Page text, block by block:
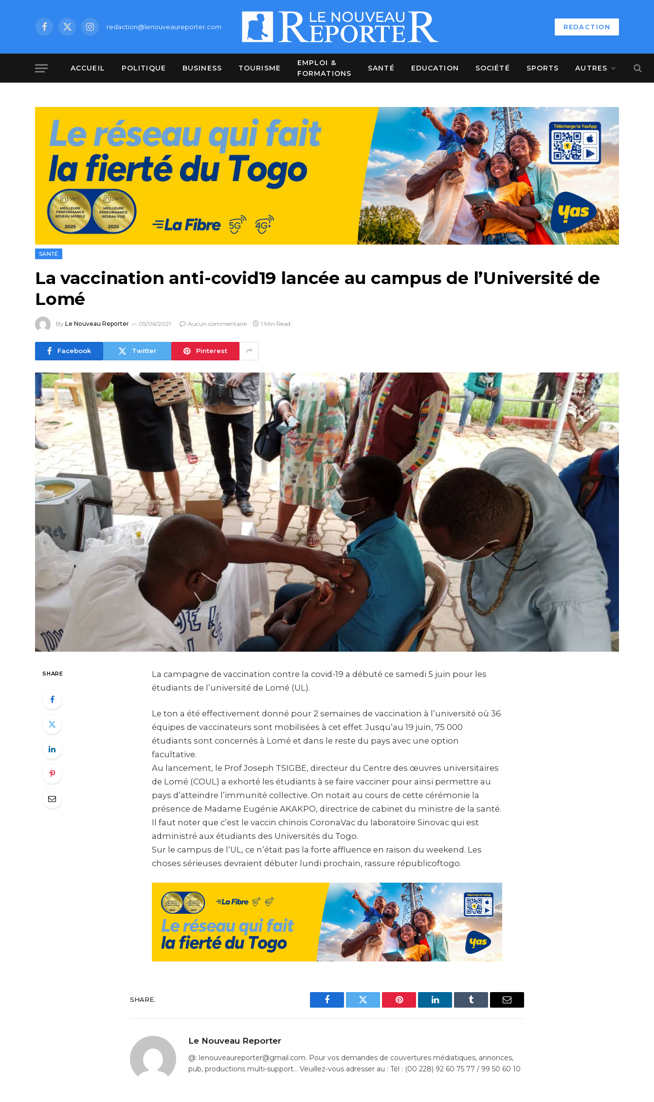
Facebook
X
Instagramredaction@lenouveaureporter.com REDACTION
ACCUEIL POLITIQUE BUSINESS TOURISME
EMPLOI &
FORMATIONS
SANTÉ EDUCATION SOCIÉTÉ SPORTS AUTRES
SANTÉ
La vaccination anti-covid19 lancée au campus de l’Université de
Lomé
By Le Nouveau Reporter 05/06/2021 Aucun commentaire 1 Min Read
Facebook Twitter Pinterest
SHARE
La campagne de vaccination contre la covid-19 a débuté ce samedi 5 juin pour les
étudiants de l’université de Lomé (UL).
Le ton a été effectivement donné pour 2 semaines de vaccination à l’université où 36
équipes de vaccinateurs sont mobilisées à cet effet. Jusqu’au 19 juin, 75 000
étudiants sont concernés à Lomé et dans le reste du pays avec une option
facultative.
Au lancement, le Prof Joseph TSIGBE, directeur du Centre des œuvres universitaires
de Lomé (COUL) a exhorté les étudiants à se faire vacciner pour ainsi permettre au
pays d’atteindre l’immunité collective. On notait au cours de cette cérémonie la
présence de Madame Eugénie AKAKPO, directrice de cabinet du ministre de la santé.
Il faut noter que c’est le vaccin chinois CoronaVac du laboratoire Sinovac qui est
administré aux étudiants des Universités du Togo.
Sur le campus de l’UL, ce n’était pas la forte affluence en raison du weekend. Les
choses sérieuses devraient débuter lundi prochain, rassure républicoftogo.
SHARE.
Facebook Twitter Pinterest LinkedIn Tumblr Email
Le Nouveau Reporter
@: lenouveaureporter@gmail.com. Pour vos demandes de couvertures médiatiques, annonces,
pub, productions multi-support… Veuillez-vous adresser au : Tél : (00 228) 92 60 75 77 / 99 50 60 10